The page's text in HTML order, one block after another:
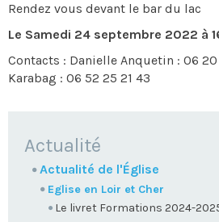
Rendez vous devant le bar du lac
Le Samedi 24 septembre 2022 à
Contacts : Danielle Anquetin : 06
Karabag : 06 52 25 21 43
NAVIGATION
Actualité
Actualité de l'Église
Eglise en Loir et Cher
Le livret Formations 2024-